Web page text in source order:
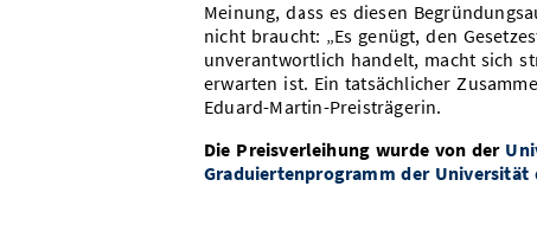
Meinung, dass es diesen
nicht braucht: „Es genügt, den
unverantwortlich handelt, macht sich
erwarten ist. Ein tatsächlicher
Eduard-Martin-Preisträgerin.
Die Preisverleihung wurde von der
Graduiertenprogramm der Universität